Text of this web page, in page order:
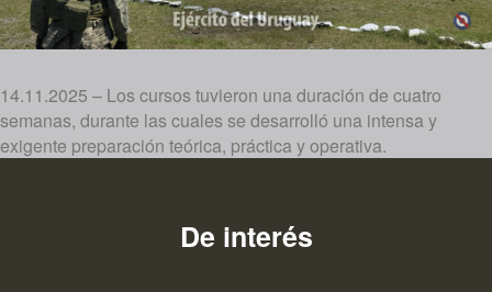
14.11.2025 – Los cursos tuvieron una duración de cuatro
semanas, durante las cuales se desarrolló una intensa y
exigente preparación teórica, práctica y operativa.
De interés